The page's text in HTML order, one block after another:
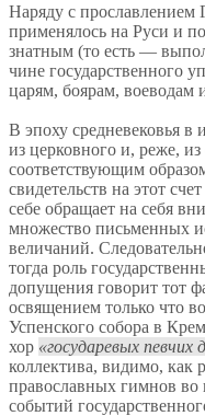
Наряду с прославлением
применялось на Руси и
знатным (то есть —
чине государственного
царям, боярам, воеводам
В эпоху средневековья
из церковного и, реже,
соответствующим
свидетельств на этот
себе обращает на себя
множество письменных
величаний.
тогда роль
допущения говорит тот
освящением только что
Успенского собора в
хор
государевых певчих
коллектива, видимо, как
православных гимнов во
событий